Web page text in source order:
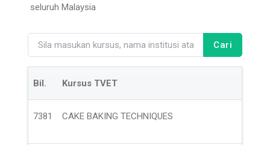
seluruh Malaysia
Cari
Bil. Kursus TVET
7381 CAKE BAKING TECHNIQUES